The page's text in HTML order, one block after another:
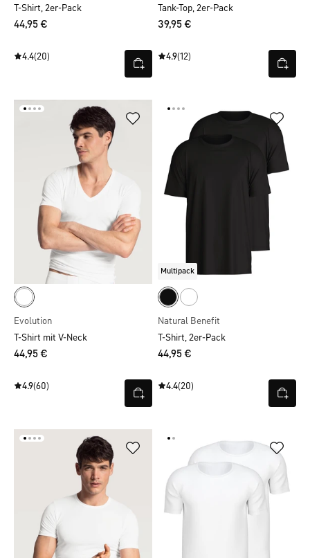
T-Shirt, 2er-Pack
44,95 €
4.4(20)
Tank-Top, 2er-Pack
39,95 €
4.9(12)
Evolution
T-Shirt mit V-Neck
44,95 €
4.9(60)
Multipack
Natural Benefit
T-Shirt, 2er-Pack
44,95 €
4.4(20)